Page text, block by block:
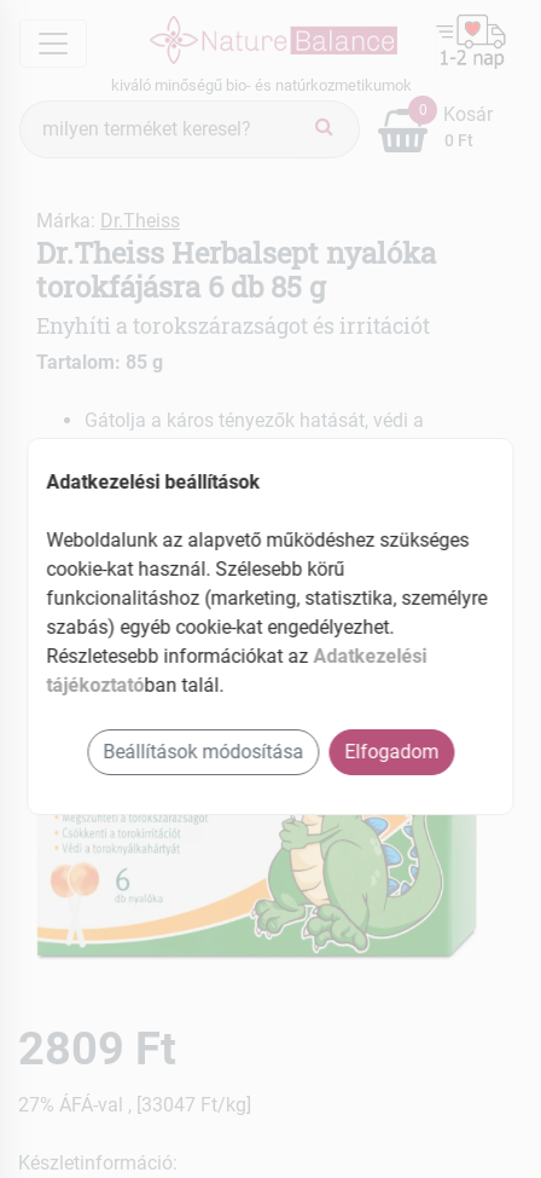
menu
kiváló minőségű bio- és natúrkozmetikumok
keresés
0
0 Ft
Kosár
Márka: Dr.Theiss
Dr.Theiss Herbalsept nyalóka
torokfájásra 6 db 85 g
Enyhíti a torokszárazságot és irritációt
Tartalom: 85 g
Gátolja a káros tényezők hatását, védi a
Csökkenti a fájdalmat, égő érzést
2809 Ft
27% ÁFÁ-val , [33047 Ft/kg]
Készletinformáció:
Adatkezelési beállítások
Weboldalunk az alapvető működéshez szükséges
cookie-kat használ. Szélesebb körű
funkcionalitáshoz (marketing, statisztika, személyre
szabás) egyéb cookie-kat engedélyezhet.
Részletesebb információkat azAdatkezelési
tájékoztatóban talál.
Beállítások módosítása Elfogadom